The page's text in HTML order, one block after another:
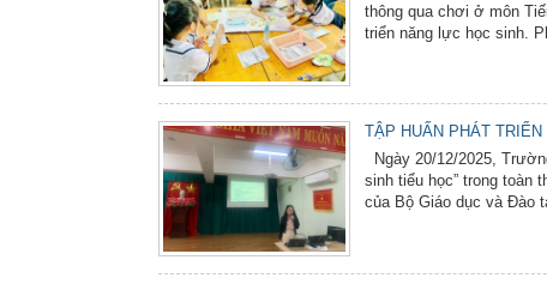
thông qua chơi ở môn
triển năng lực học sinh.
TẬP HUẤN PHÁT
Ngày 20/12/2025,
sinh tiểu học” trong toàn
của Bộ Giáo dục và Đào